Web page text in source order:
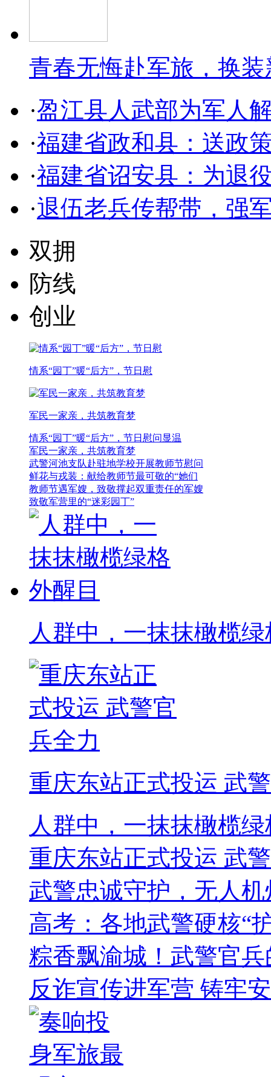
青春无悔赴军旅，换
·盈江县人武部为军人
·福建省政和县：送政
·福建省诏安县：为退
·退伍老兵传帮带，强
双拥
防线
创业
情系“园丁”暖“后方”，节日慰
军民一家亲，共筑教育梦
情系“园丁”暖“后方”，节日慰问显温
军民一家亲，共筑教育梦
武警河池支队赴驻地学校开展教师节慰问
鲜花与戎装：献给教师节最可敬的“她们
教师节遇军嫂，致敬撑起双重责任的军嫂
致敬军营里的“迷彩园丁”
人群中，一抹抹橄榄
重庆东站正式投运 武
人群中，一抹抹橄榄
重庆东站正式投运 武
武警忠诚守护，无人
高考：各地武警硬核“
粽香飘渝城！武警官
反诈宣传进军营 铸牢